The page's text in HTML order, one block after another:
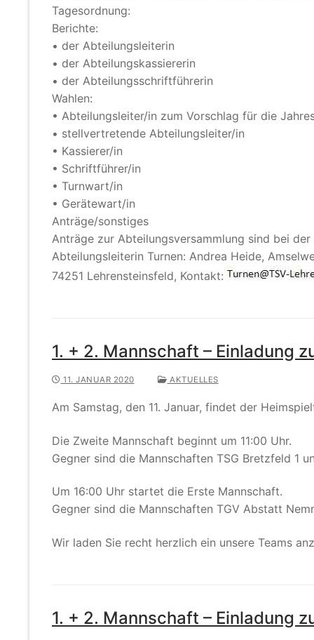
Tagesordnung:
Berichte:
• der Abteilungsleiterin
• der Abteilungskassiererin
• der Abteilungsschriftführerin
Wahlen:
• Abteilungsleiter/in zum Vorschlag für die
• stellvertretende Abteilungsleiter/in
• Kassierer/in
• Schriftführer/in
• Turnwart/in
• Gerätewart/in
Anträge/sonstiges
Anträge zur Abteilungsversammlung sind bei
Abteilungsleiterin Turnen: Andrea Heide,
74251 Lehrensteinsfeld, Kontakt:
1. + 2. Mannschaft – Einladung
11. JANUAR 2020 AKTUELLES
Am Samstag, den 11. Januar, findet der
Die Zweite Mannschaft beginnt um 11:00 Uhr.
Gegner sind die Mannschaften TSG Bretzfeld 1
Um 16:00 Uhr startet die Erste Mannschaft.
Gegner sind die Mannschaften TGV Abstatt
Wir laden Sie recht herzlich ein unsere Teams
1. + 2. Mannschaft – Einladung